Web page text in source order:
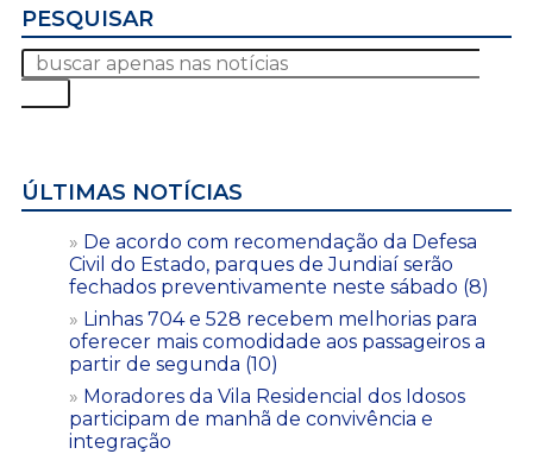
PESQUISAR
ÚLTIMAS NOTÍCIAS
De acordo com recomendação da Defesa
Civil do Estado, parques de Jundiaí serão
fechados preventivamente neste sábado (8)
Linhas 704 e 528 recebem melhorias para
oferecer mais comodidade aos passageiros a
partir de segunda (10)
Moradores da Vila Residencial dos Idosos
participam de manhã de convivência e
integração